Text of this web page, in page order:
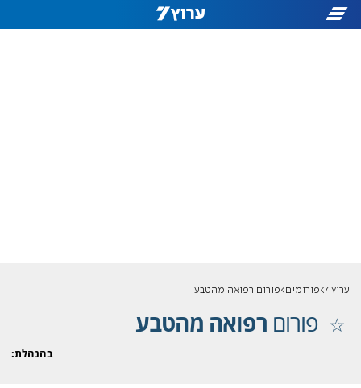
ערוץ 7 פורומים פורום רפואה מהטבע
פורום רפואה מהטבע
בהנהלת: